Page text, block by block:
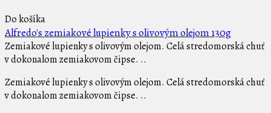
Do košíka
Alfredo's zemiakové lupienky s olivovým olejom 130g
Zemiakové lupienky s olivovým olejom. Celá stredomorská chuť
v dokonalom zemiakovom čipse. ..
Zemiakové lupienky s olivovým olejom. Celá stredomorská chuť
v dokonalom zemiakovom čipse. ..